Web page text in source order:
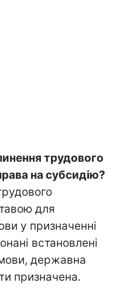
трудового
на субсидію?
для
у призначенні
встановлені
державна
призначена.